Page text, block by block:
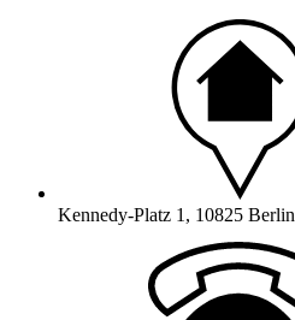
Kennedy-Platz 1, 10825 Berlin